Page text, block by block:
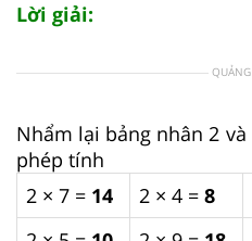
Lời giải:
Nhẩm lại bảng nhân 2
phép tính
2 × 7 = 14 2 × 4 = 8